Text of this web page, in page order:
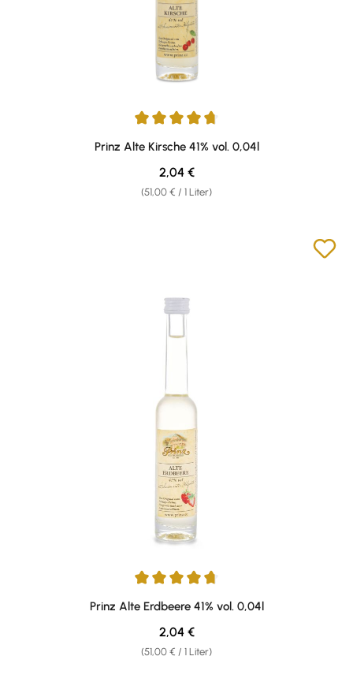
Durchschnittliche Bewertung von 4.87 von 5 Sternen
Prinz Alte Kirsche 41% vol. 0,04l
(51,00 € / 1 Liter)
Regulärer Preis:
2,04 €
Durchschnittliche Bewertung von 4.67 von 5 Sternen
Prinz Alte Erdbeere 41% vol. 0,04l
(51,00 € / 1 Liter)
Regulärer Preis:
2,04 €